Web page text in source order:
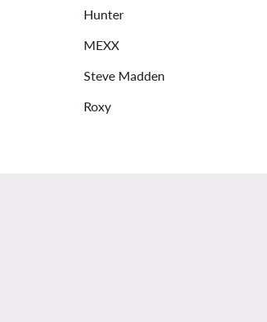
Hunter
MEXX
Steve Madden
Roxy